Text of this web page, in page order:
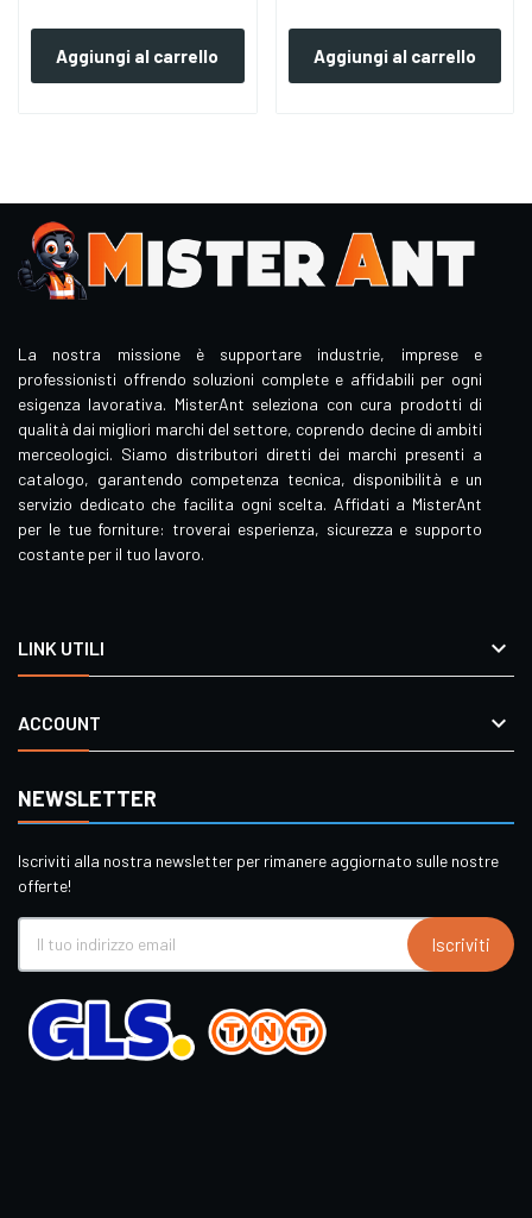
Aggiungi al carrello Aggiungi al carrello
La nostra missione è supportare industrie, imprese e
professionisti offrendo soluzioni complete e affidabili per ogni
esigenza lavorativa. MisterAnt seleziona con cura prodotti di
qualità dai migliori marchi del settore, coprendo decine di ambiti
merceologici. Siamo distributori diretti dei marchi presenti a
catalogo, garantendo competenza tecnica, disponibilità e un
servizio dedicato che facilita ogni scelta. Affidati a MisterAnt
per le tue forniture: troverai esperienza, sicurezza e supporto
costante per il tuo lavoro.
LINK UTILI 
ACCOUNT 
NEWSLETTER
Iscriviti alla nostra newsletter per rimanere aggiornato sulle nostre
offerte!
Iscriviti